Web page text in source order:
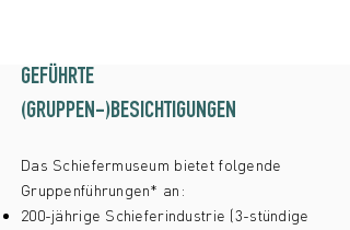
GEFÜHRTE
(GRUPPEN-)BESICHTIGUNGEN
Das Schiefermuseum bietet folgende
Gruppenführungen* an:
200-jährige Schieferindustrie (3-stündige